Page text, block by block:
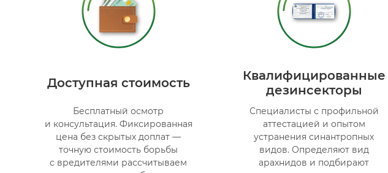
Доступная стоимость
Бесплатный осмотр
и консультация. Фиксированная
цена без скрытых доплат —
точную стоимость борьбы
с вредителями рассчитываем
Квалифицированные
дезинсекторы
Специалисты с профильной
аттестацией и опытом
устранения синантропных
видов. Определяют вид
арахнидов и подбирают